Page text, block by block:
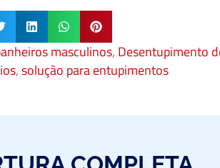
masculinos, Desentupimento
,solução para entupimentos